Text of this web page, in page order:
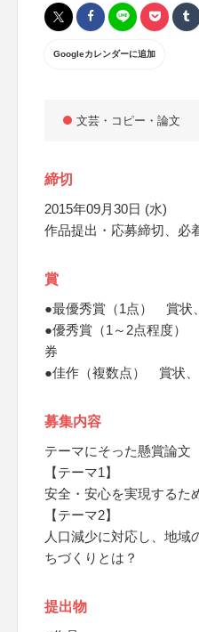
Googleカレンダーに追加
文芸・コピー・論文
締切
2015年09月30日 (水)
作品提出・応募締切、必
賞
●最優秀賞（1点） 賞状
●優秀賞（1～2点程度）
券
●佳作（複数点） 賞状
募集内容
テーマにそった懸賞論文
【テーマ1】
安全・安心を実現するた
【テーマ2】
人口減少に対応し、地域
ちづくりとは？
提出物